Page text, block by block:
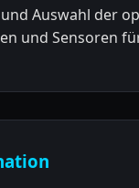
Auswahl der
und Sensoren